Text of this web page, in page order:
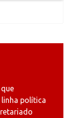
política